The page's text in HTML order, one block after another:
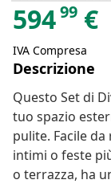
59499 €
IVA Compresa
Descrizione
Questo Set di
tuo spazio
pulite. Facile
intimi o feste
o terrazza, ha